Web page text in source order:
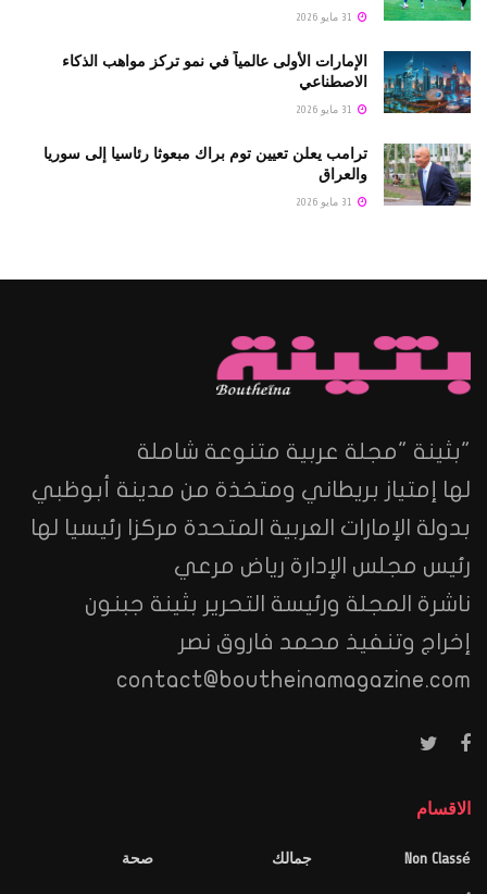
الإمارات الأولى عالمياً في نمو تركز مواهب الذكاء
الاصطناعي
ترامب يعلن تعيين توم براك مبعوثا رئاسيا إلى سوريا
والعراق
"بثينة "مجلة عربية متنوعة شاملة
لها إمتياز بريطاني ومتخذة من مدينة أبوظبي
بدولة الإمارات العربية المتحدة مركزا رئيسيا لها
رئيس مجلس الإدارة رياض مرعي
ناشرة المجلة ورئيسة التحرير بثينة جبنون
إخراج وتنفيذ محمد فاروق نصر
contact@boutheinamagazine.com
الاقسام
Non Classé
جمالك
صحة